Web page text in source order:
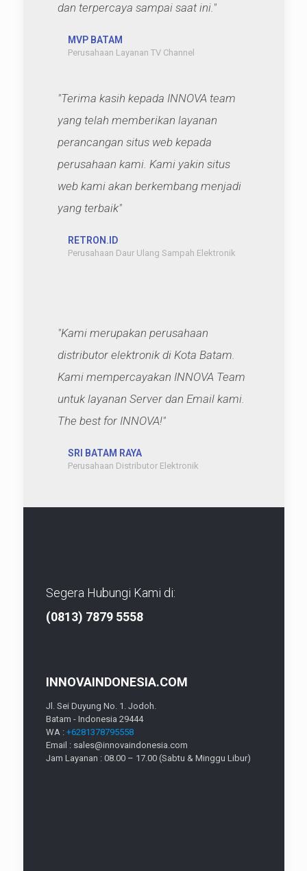
dan terpercaya sampai saat ini."
MVP BATAM
Perusahaan Layanan TV Channel
"Terima kasih kepada INNOVA team
yang telah memberikan layanan
perancangan situs web kepada
perusahaan kami. Kami yakin situs
web kami akan berkembang menjadi
yang terbaik"
RETRON.ID
Perusahaan Daur Ulang Sampah Elektronik
"Kami merupakan perusahaan
distributor elektronik di Kota Batam.
Kami mempercayakan INNOVA Team
untuk layanan Server dan Email kami.
The best for INNOVA!"
SRI BATAM RAYA
Perusahaan Distributor Elektronik
Segera Hubungi Kami di:
(0813) 7879 5558
INNOVAINDONESIA.COM
Jl. Sei Duyung No. 1. Jodoh.
Batam - Indonesia 29444
WA : +6281378795558
Email : sales@innovaindonesia.com
Jam Layanan : 08.00 – 17.00 (Sabtu & Minggu Libur)